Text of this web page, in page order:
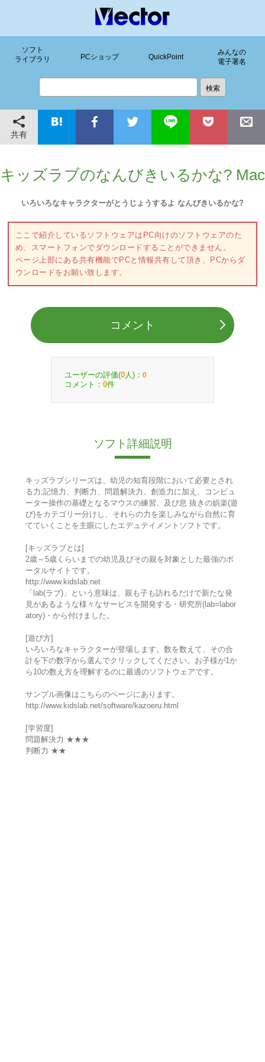
ソフト
ライブラリ
PCショップ QuickPoint
みんなの
電子署名
共有
キッズラブのなんびきいるかな? Mac
いろいろなキャラクターがとうじょうするよ なんびきいるかな?
ここで紹介しているソフトウェアはPC向けのソフトウェアのた
め、スマートフォンでダウンロードすることができません。
ページ上部にある共有機能でPCと情報共有して頂き、PCからダ
ウンロードをお願い致します。
コメント
ユーザーの評価(0 人)： 0
コメント： 0件
ソフト詳細説明
キッズラブシリーズは、幼児の知育段階において必要とされ
る力;記憶力、判断力、問題解決力、創造力に加え、コンピュ
ーター操作の基礎となるマウスの練習、及び息 抜きの娯楽(遊
び)をカテゴリー分けし、それらの力を楽しみながら自然に育
てていくことを主眼にしたエデュテイメントソフトです。
[キッズラブとは]
2歳～5歳くらいまでの幼児及びその親を対象とした最強のポ
ータルサイトです。
http://www.kidslab.net
「lab(ラブ)」という意味は、親も子も訪れるだけで新たな発
見があるような様々なサービスを開発する・研究所(lab=labor
atory)・から付けました。
[遊び方]
いろいろなキャラクターが登場します。数を数えて、その合
計を下の数字から選んでクリックしてください。お子様が1か
ら10の数え方を理解するのに最適のソフトウェアです。
サンプル画像はこちらのページにあります。
http://www.kidslab.net/software/kazoeru.html
[学習度]
問題解決力 ★★★
判断力 ★★